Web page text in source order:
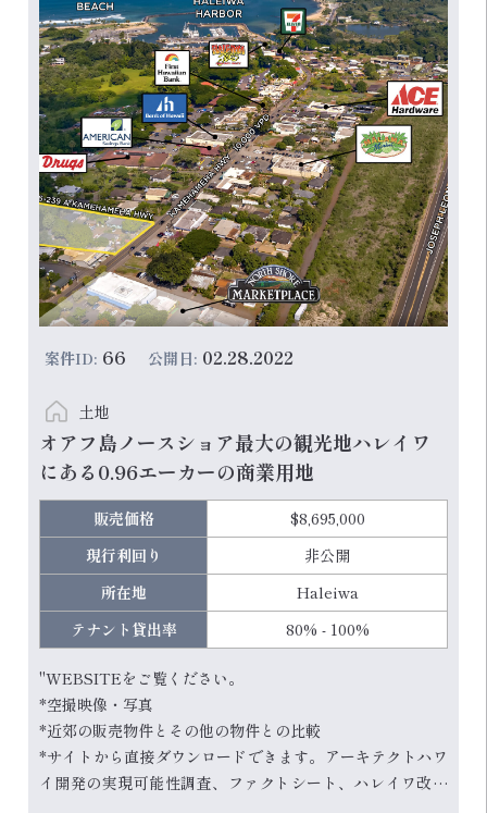
案件ID: 66 公開日: 02.28.2022
土地
オアフ島ノースショア最大の観光地ハレイワ
にある0.96エーカーの商業用地
販売価格
$8,695,000
現行利回り
非公開
所在地
Haleiwa
テナント貸出率
80% - 100%
"WEBSITEをご覧ください。
*空撮映像・写真
*近郊の販売物件とその他の物件との比較
*サイトから直接ダウンロードできます。アーキテクトハワ
イ開発の実現可能性調査、ファクトシート、ハレイワ改善